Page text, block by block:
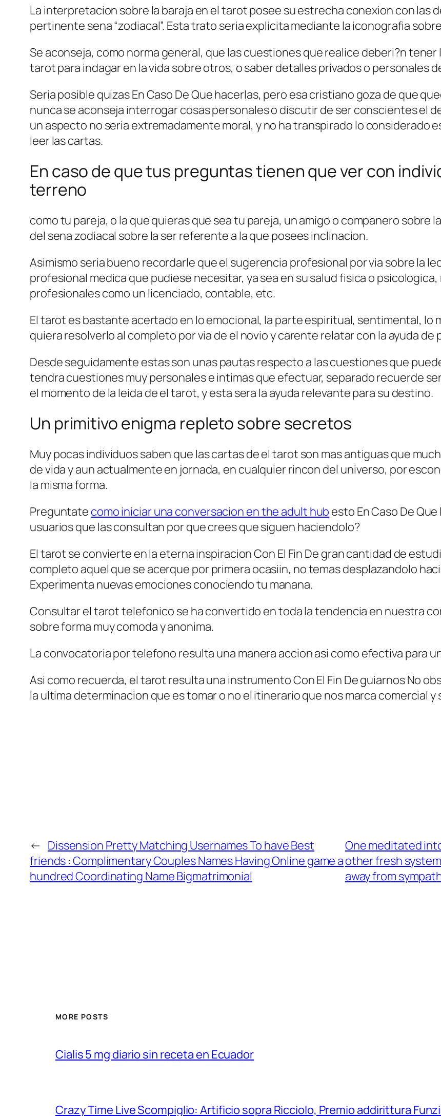
La interpretacion sobre la baraja en el tarot posee su estrecha conexion con las
pertinente sena “zodiacal”. Esta trato seri­a explicita mediante la iconografia
Se aconseja, como norma general, que las cuestiones que realice deberi?n
tarot para indagar en la vida sobre otros, o saber detalles privados o personales
Seri­a posible quizas En Caso De Que hacerlas, pero esa cristiano goza de que
nunca se aconseja interrogar cosas personales o discutir de ser conscientes el
un aspecto no seri­a extremadamente moral, y no ha transpirado lo considerado
leer las cartas.
En caso de que tus preguntas tienen que ver con
terreno
como tu pareja, o la que quieras que sea tu pareja, un amigo o companero sobre
del sena zodiacal sobre la ser referente a la que posees inclinacion.
Asimismo seri­a bueno recordarle que el sugerencia profesional por vi­a sobre la
profesional medica que pudiese necesitar, ya sea en su salud fisica o
profesionales como un licenciado, contable, etc.
El tarot es bastante acertado en lo emocional, la parte espiritual, sentimental, lo
quiera resolverlo al completo por vi­a de el novio y carente relatar con la ayuda
Desde seguidamente estas son unas pautas respecto a las cuestiones que
tendra cuestiones muy personales e intimas que efectuar, separado recuerde
el momento de la leida de el tarot, y esta sera la ayuda relevante para su destino.
Un primitivo enigma repleto sobre secretos
Muy pocas individuos saben que las cartas de el tarot son mas antiguas que
de vida y aun actualmente en jornada, en cualquier rincon del universo, por
la misma forma.
Preguntate como iniciar una conversacion en the adult hub esto En Caso De
usuarios que las consultan por que crees que siguen haciendolo?
El tarot se convierte en la eterna inspiracion Con El Fin De gran cantidad de
completo aquel que se acerque por primera ocasiin, no temas desplazandolo
Experimenta nuevas emociones conociendo tu manana.
Consultar el tarot telefonico se ha convertido en toda la tendencia en nuestra
sobre forma muy comoda y anonima.
La convocatoria por telefono resulta una manera accion asi­ como efectiva para
Asi­ como recuerda, el tarot resulta una instrumento Con El Fin De guiarnos No
la ultima determinacion que es tomar o no el itinerario que nos marca comercial y
← Dissension Pretty Matching Usernames To have Best
friends : Complimentary Couples Names Having Online game a
hundred Coordinating Name Bigmatrimonial
One meditated
other fresh
away from
MORE POSTS
Cialis 5 mg diario sin receta en Ecuador
Crazy Time Live Scompiglio: Artificio sopra Ricciolo, Premio addirittura